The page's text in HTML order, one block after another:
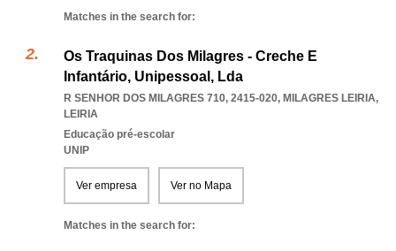
Matches in the search for:
Os Traquinas Dos Milagres - Creche E
Infantário, Unipessoal, Lda
R SENHOR DOS MILAGRES 710, 2415-020, MILAGRES LEIRIA,
LEIRIA
Educação pré-escolar
UNIP
Ver empresa Ver no Mapa
Matches in the search for: